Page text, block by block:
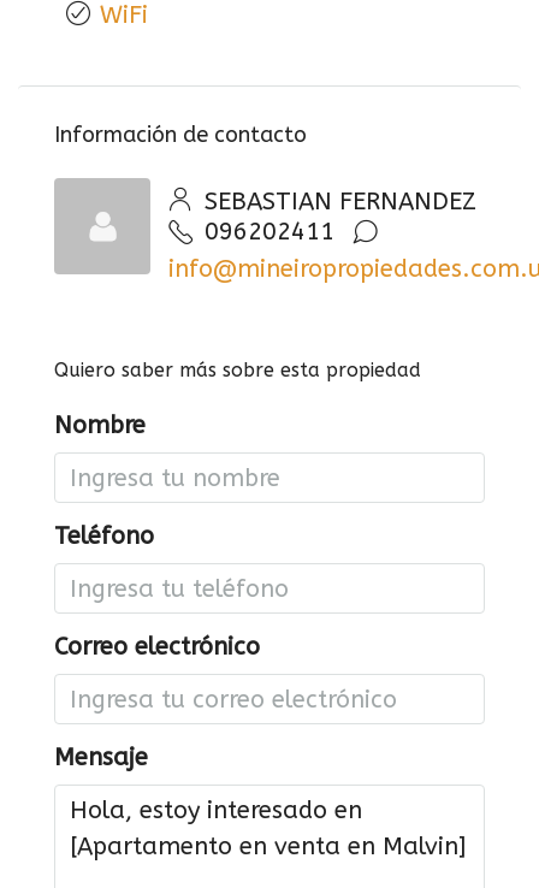
WiFi
Información de contacto
SEBASTIAN FERNANDEZ
096202411
Quiero saber más sobre esta propiedad
Nombre
Teléfono
Correo electrónico
Mensaje